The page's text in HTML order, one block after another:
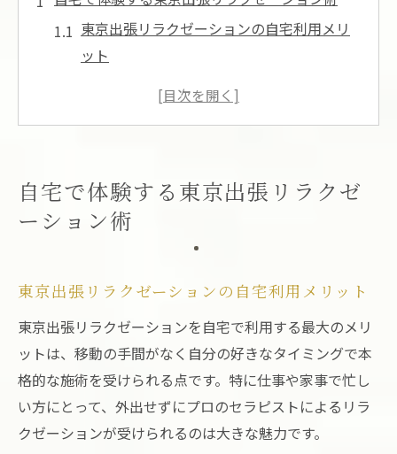
東京出張リラクゼーションの自宅利用メリ
ット
マッサージ出張自宅の快適な準備方法
実
アプリ活用で東京出張リラクゼーションを
出張リラクゼーションが選ばれる理由を解説
東京出張リラクゼーションの人気急上昇の
理由
外出不要で叶う東京出張リラクゼーション
の魅力
仕事や家事の合間に東京出張リラクゼーシ
自宅で体験する東京出張リラクゼ
ーション術
東京出張リラクゼーションの自宅利用メリット
東京出張リラクゼーションを自宅で利用する最大のメリ
ットは、移動の手間がなく自分の好きなタイミングで本
格的な施術を受けられる点です。特に仕事や家事で忙し
い方にとって、外出せずにプロのセラピストによるリラ
クゼーションが受けられるのは大きな魅力です。